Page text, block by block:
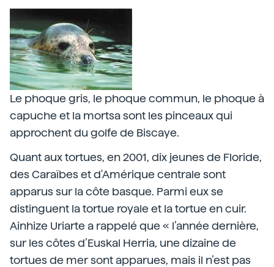
Le phoque gris, le phoque commun, le phoque à
capuche et la mortsa sont les pinceaux qui
approchent du golfe de Biscaye.
Quant aux tortues, en 2001, dix jeunes de Floride,
des Caraïbes et d'Amérique centrale sont
apparus sur la côte basque. Parmi eux se
distinguent la tortue royale et la tortue en cuir.
Ainhize Uriarte a rappelé que « l’année dernière,
sur les côtes d’Euskal Herria, une dizaine de
tortues de mer sont apparues, mais il n’est pas